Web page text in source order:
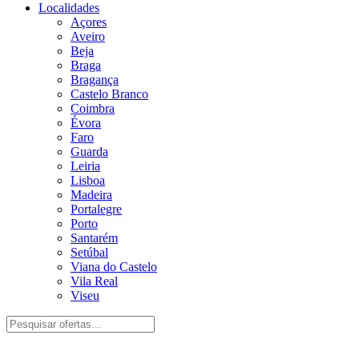
Localidades
Açores
Aveiro
Beja
Braga
Bragança
Castelo Branco
Coimbra
Évora
Faro
Guarda
Leiria
Lisboa
Madeira
Portalegre
Porto
Santarém
Setúbal
Viana do Castelo
Vila Real
Viseu